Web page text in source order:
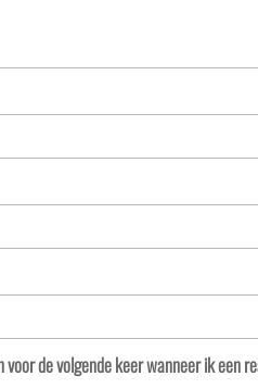
de volgende keer wanneer ik een